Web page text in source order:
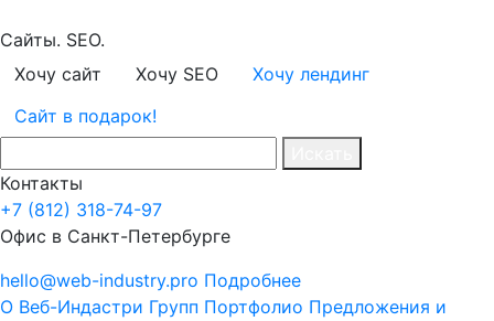
Сайты. SEO.
Хочу сайт
Хочу SEO
Хочу лендинг
Сайт в подарок!
Контакты
+7 (812) 318-74-97
Офис в Санкт-Петербурге
hello@web-industry.pro Подробнее
О Веб-Индастри Групп Портфолио Предложения и